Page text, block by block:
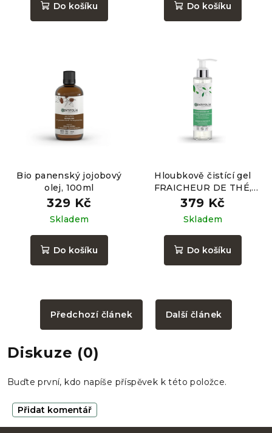
Do košíku Do košíku
Bio panenský jojobový
olej, 100ml
329 Kč
Skladem
Do košíku
Hloubkově čistící gel
FRAICHEUR DE THÉ,
145ml
379 Kč
Skladem
Do košíku
Předchozí článek Další článek
Diskuze (0)
Buďte první, kdo napíše příspěvek k této položce.
Přidat komentář